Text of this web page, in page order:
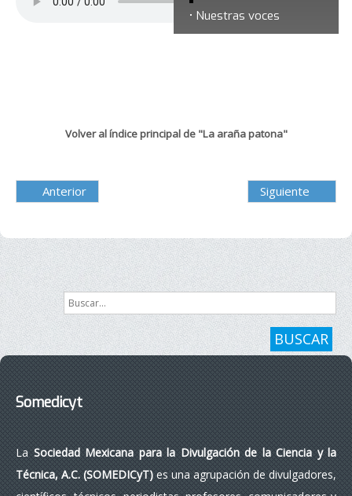
Nuestras voces
Volver al índice principal de "La araña patona"
Anterior Siguiente
Buscar...
BUSCAR
Somedicyt
LaSociedad Mexicana para la Divulgación de la Ciencia y la
Técnica, A.C. (SOMEDICyT)es una agrupación de divulgadores,